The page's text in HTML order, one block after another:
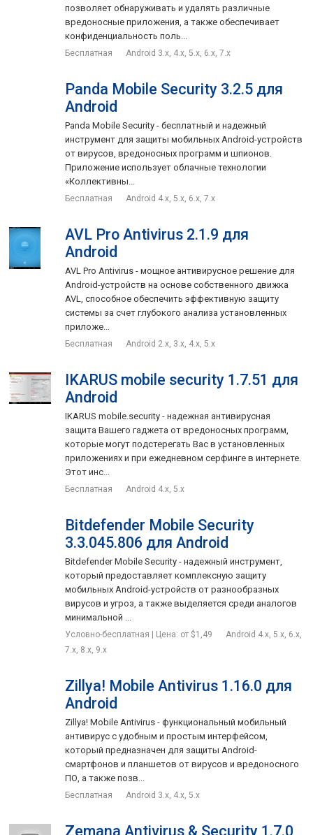
позволяет обнаруживать и удалять различные
вредоносные приложения, а также обеспечивает
конфиденциальность поль...
Бесплатная Android 3.x, 4.x, 5.x, 6.x, 7.x
Panda Mobile Security 3.2.5 для
Android
Panda Mobile Security - бесплатный и надежный
инструмент для защиты мобильных Android-устройств
от вирусов, вредоносных программ и шпионов.
Приложение использует облачные технологии
«Коллективны...
Бесплатная Android 4.x, 5.x, 6.x, 7.x
AVL Pro Antivirus 2.1.9 для
Android
AVL Pro Antivirus - мощное антивирусное решение для
Android-устройств на основе собственного движка
AVL, способное обеспечить эффективную защиту
системы за счет глубокого анализа установленных
приложе...
Бесплатная Android 2.x, 3.x, 4.x, 5.x
IKARUS mobile security 1.7.51 для
Android
IKARUS mobile.security - надежная антивирусная
защита Вашего гаджета от вредоносных программ,
которые могут подстерегать Вас в установленных
приложениях и при ежедневном серфинге в интернете.
Этот инс...
Бесплатная Android 4.x, 5.x
Bitdefender Mobile Security
3.3.045.806 для Android
Bitdefender Mobile Security - надежный инструмент,
который предоставляет комплексную защиту
мобильных Android-устройств от разнообразных
вирусов и угроз, а также выделяется среди аналогов
минимальной ...
Условно-бесплатная | Цена: от $1,49
Android 4.x, 5.x, 6.x,
7.x, 8.x, 9.x
Zillya! Mobile Antivirus 1.16.0 для
Android
Zillya! Mobile Antivirus - функциональный мобильный
антивирус с удобным и простым интерфейсом,
который предназначен для защиты Android-
смартфонов и планшетов от вирусов и вредоносного
ПО, а также позв...
Бесплатная Android 3.x, 4.x, 5.x
Zemana Antivirus & Security 1.7.0